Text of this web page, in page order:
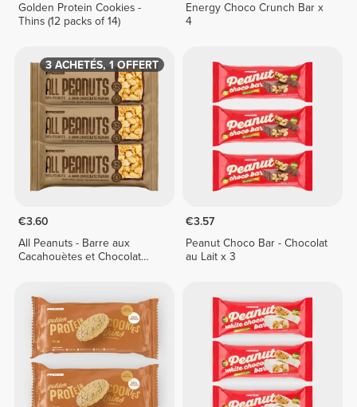
Golden Protein Cookies -
Thins (12 packs of 14)
Energy Choco Crunch Bar x
4
3 ACHETÉS, 1 OFFERT
€3.60
All Peanuts - Barre aux
Cacahouètes et Chocolat
€3.57
Peanut Choco Bar - Chocolat
au Lait x 3